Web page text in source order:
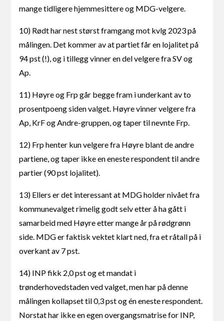
mange tidligere hjemmesittere og MDG-velgere.
10) Rødt har nest størst framgang mot kvlg 2023 på
målingen. Det kommer av at partiet får en lojalitet på
94 pst (!), og i tillegg vinner en del velgere fra SV og
Ap.
11) Høyre og Frp går begge fram i underkant av to
prosentpoeng siden valget. Høyre vinner velgere fra
Ap, KrF og Andre-gruppen, og taper til nevnte Frp.
12) Frp henter kun velgere fra Høyre blant de andre
partiene, og taper ikke en eneste respondent til andre
partier (90 pst lojalitet).
13) Ellers er det interessant at MDG holder nivået fra
kommunevalget rimelig godt selv etter å ha gått i
samarbeid med Høyre etter mange år på rødgrønn
side. MDG er faktisk vektet klart ned, fra et råtall på i
overkant av 7 pst.
14) INP fikk 2,0 pst og et mandat i
trønderhovedstaden ved valget, men har på denne
målingen kollapset til 0,3 pst og én eneste respondent.
Norstat har ikke en egen overgangsmatrise for INP,